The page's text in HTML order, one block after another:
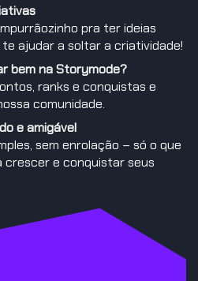
pra ter ideias
ajudar a soltar a criatividade!
bem na Storymode?
ranks e conquistas e
comunidade.
e amigável
sem enrolação – só o que
crescer e conquistar seus